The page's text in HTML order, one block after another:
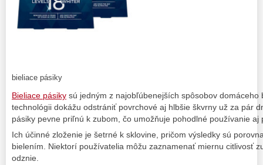
bieliace pásiky
Bieliace pásiky sú jedným z najobľúbenejších spôsobov domáceho
technológii dokážu odstrániť povrchové aj hlbšie škvrny už za pár
pásiky pevne priľnú k zubom, čo umožňuje pohodlné používanie
Ich účinné zloženie je šetrné k sklovine, pričom výsledky sú
bielením. Niektorí používatelia môžu zaznamenať miernu citlivosť
odznie.